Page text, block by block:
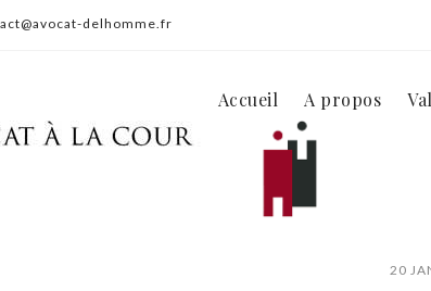
delhomme.fr
Accueil A propos
20